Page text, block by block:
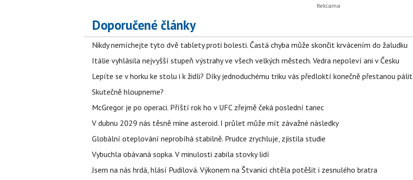
Doporučené články
Nikdy nemíchejte tyto dvě tablety proti bolesti. Častá chyba může skončit krvácením do žaludku
Itálie vyhlásila nejvyšší stupeň výstrahy ve všech velkých městech. Vedra nepoleví ani v Česku
Lepíte se v horku ke stolu i k židli? Díky jednoduchému triku vás předloktí konečně přestanou pálit
Skutečně hloupneme?
McGregor je po operaci. Příští rok ho v UFC zřejmě čeká poslední tanec
V dubnu 2029 nás těsně mine asteroid. I průlet může mít závažné následky
Globální oteplování neprobíhá stabilně. Prudce zrychluje, zjistila studie
Vybuchla obávaná sopka. V minulosti zabila stovky lidí
Jsem na nás hrdá, hlásí Pudilová. Výkonem na Štvanici chtěla potěšit i zesnulého bratra